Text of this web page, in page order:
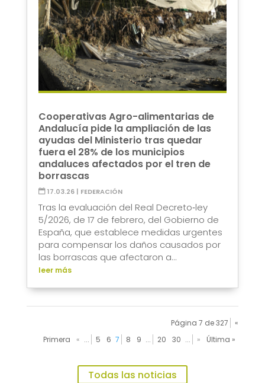
Cooperativas Agro-alimentarias de
Andalucía pide la ampliación de las
ayudas del Ministerio tras quedar
fuera el 28% de los municipios
andaluces afectados por el tren de
borrascas
17.03.26| FEDERACIÓN
Tras la evaluación del Real Decreto‑ley
5/2026, de 17 de febrero, del Gobierno de
España, que establece medidas urgentes
para compensar los daños causados por
las borrascas que afectaron a...
leer más
Página 7 de 327
«
Primera
« ... 5 6 7 8 9 ... 20 30 ... » Última »
Todas las noticias